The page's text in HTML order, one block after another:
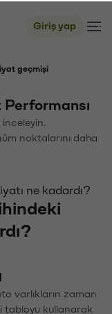
Giriş yap
geçmişi
noktalarını daha
ne kadardı?
varlıkların zaman
tabloyu kullanarak